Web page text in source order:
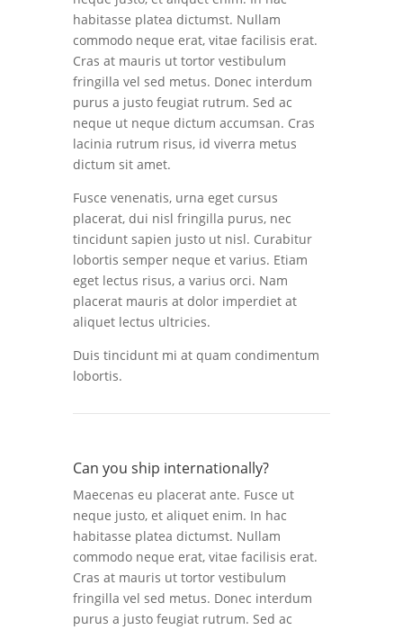
habitasse platea dictumst. Nullam
commodo neque erat, vitae facilisis erat.
Cras at mauris ut tortor vestibulum
fringilla vel sed metus. Donec interdum
purus a justo feugiat rutrum. Sed ac
neque ut neque dictum accumsan. Cras
lacinia rutrum risus, id viverra metus
dictum sit amet.
Fusce venenatis, urna eget cursus
placerat, dui nisl fringilla purus, nec
tincidunt sapien justo ut nisl. Curabitur
lobortis semper neque et varius. Etiam
eget lectus risus, a varius orci. Nam
placerat mauris at dolor imperdiet at
aliquet lectus ultricies.
Duis tincidunt mi at quam condimentum
lobortis.
Can you ship internationally?
Maecenas eu placerat ante. Fusce ut
neque justo, et aliquet enim. In hac
habitasse platea dictumst. Nullam
commodo neque erat, vitae facilisis erat.
Cras at mauris ut tortor vestibulum
fringilla vel sed metus. Donec interdum
purus a justo feugiat rutrum. Sed ac